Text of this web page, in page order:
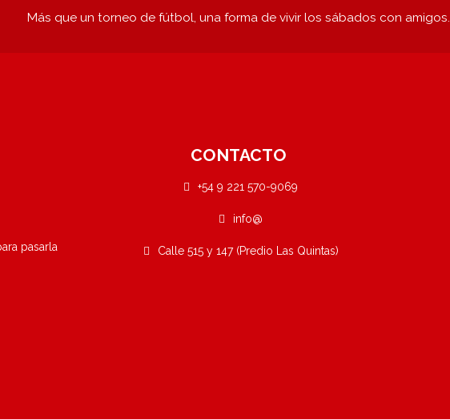
Más que un torneo de fútbol, una forma de vivir los sábados con amigos.
pasarla
CONTACTO
+54 9 221 570-9069
info@
Calle 515 y 147 (Predio Las Quintas)